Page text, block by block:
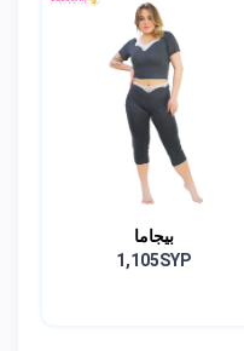
بيجاما
1,105SYP